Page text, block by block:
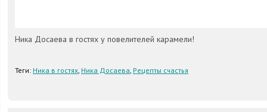
Ника Досаева в гостях у повелителей карамели!
Теги: Ника в гостях, Ника Досаева, Рецепты счастья